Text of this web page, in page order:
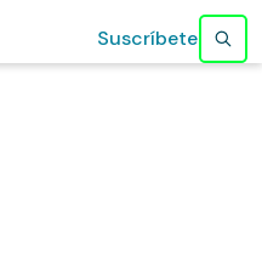
Suscríbete